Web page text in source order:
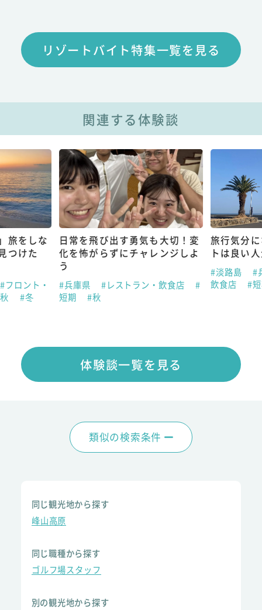
リゾートバイト特集一覧を見る
関連する体験談
旅をしな
つけた
#フロント・
#冬
日常を飛び出す勇気も大切！変
化を怖がらずにチャレンジしよ
う
#兵庫県 #レストラン・飲食店
#
短期
#秋
旅行気分
トは良い
#淡路島
#
飲食店
#
体験談一覧を見る
類似の検索条件
同じ観光地から探す
峰山高原
同じ職種から探す
ゴルフ場スタッフ
別の観光地から探す